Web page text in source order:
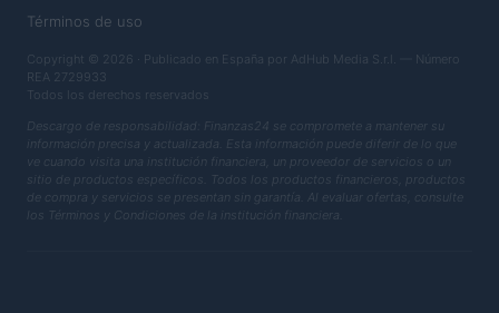
Términos de uso
Copyright © 2026 · Publicado en España por AdHub Media S.r.l. — Número
REA 2729933
Todos los derechos reservados
Descargo de responsabilidad: Finanzas24 se compromete a mantener su
información precisa y actualizada. Esta información puede diferir de lo que
ve cuando visita una institución financiera, un proveedor de servicios o un
sitio de productos específicos. Todos los productos financieros, productos
de compra y servicios se presentan sin garantía. Al evaluar ofertas, consulte
los Términos y Condiciones de la institución financiera.